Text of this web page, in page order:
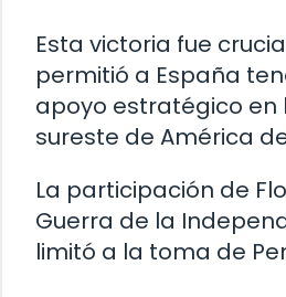
Esta victoria fue
permitió a España
apoyo estratégico en
sureste de América
La participación de
Guerra de la
limitó a la toma de